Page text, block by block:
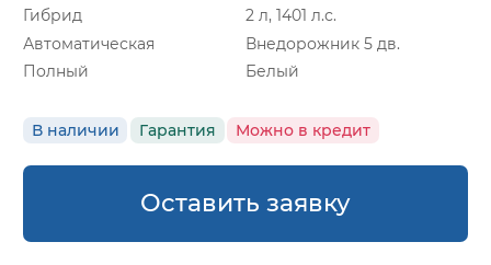
Гибрид
2 л, 1401 л.с.
Автоматическая
Внедорожник 5 дв.
Полный
Белый
В наличии Гарантия Можно в кредит
Оставить заявку